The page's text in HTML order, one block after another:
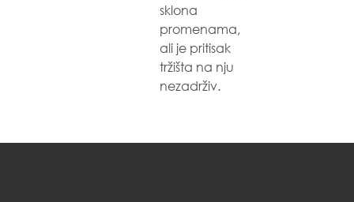
sklona
promenama,
ali je pritisak
tržišta na nju
nezadrživ.